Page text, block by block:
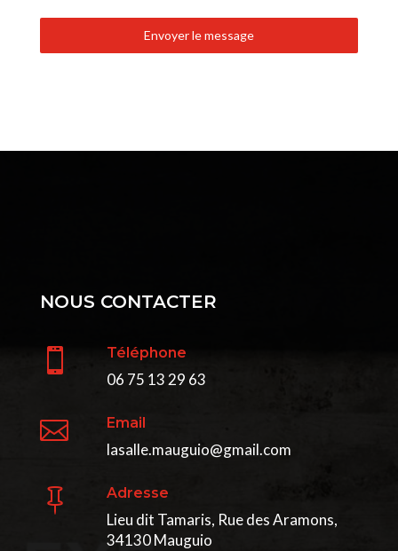
Envoyer le message
NOUS CONTACTER
 Téléphone
06 75 13 29 63
 Email
lasalle.mauguio@gmail.com
 Adresse
Lieu dit Tamaris, Rue des Aramons,
34130 Mauguio